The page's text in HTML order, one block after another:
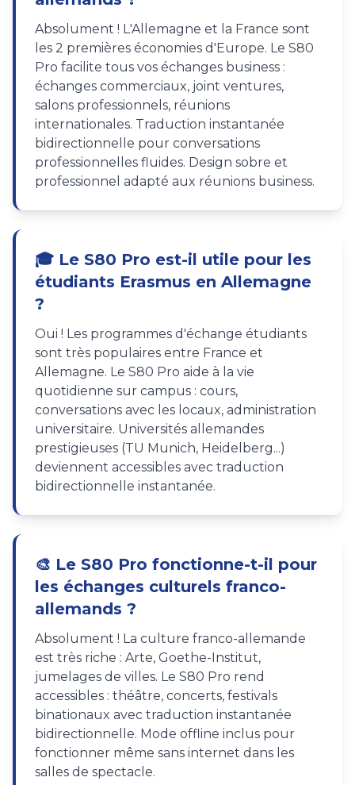
Absolument ! L'Allemagne et la France sont
les 2 premières économies d'Europe. Le S80
Pro facilite tous vos échanges business :
échanges commerciaux, joint ventures,
salons professionnels, réunions
internationales. Traduction instantanée
bidirectionnelle pour conversations
professionnelles fluides. Design sobre et
professionnel adapté aux réunions business.
🎓 Le S80 Pro est-il utile pour les
étudiants Erasmus en Allemagne
?
Oui ! Les programmes d'échange étudiants
sont très populaires entre France et
Allemagne. Le S80 Pro aide à la vie
quotidienne sur campus : cours,
conversations avec les locaux, administration
universitaire. Universités allemandes
prestigieuses (TU Munich, Heidelberg...)
deviennent accessibles avec traduction
bidirectionnelle instantanée.
🎨 Le S80 Pro fonctionne-t-il pour
les échanges culturels franco-
allemands ?
Absolument ! La culture franco-allemande
est très riche : Arte, Goethe-Institut,
jumelages de villes. Le S80 Pro rend
accessibles : théâtre, concerts, festivals
binationaux avec traduction instantanée
bidirectionnelle. Mode offline inclus pour
fonctionner même sans internet dans les
salles de spectacle.